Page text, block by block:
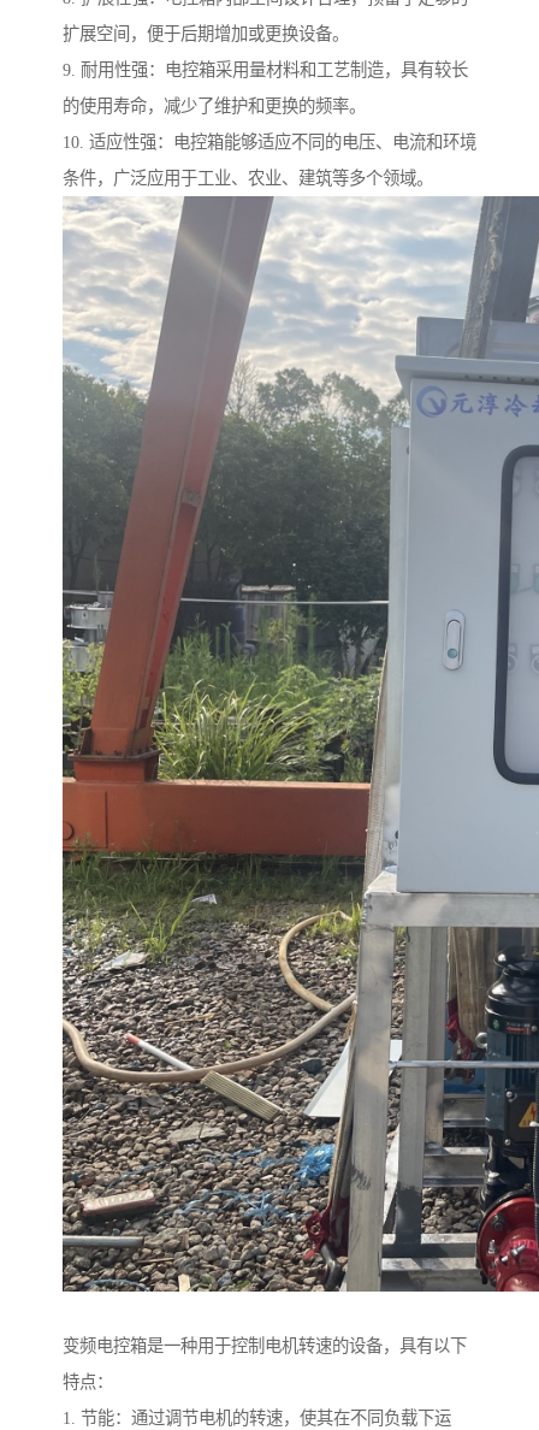
扩展空间，便于后期增加或更换设备。
9. 耐用性强：电控箱采用量材料和工艺制造，具有较长
的使用寿命，减少了维护和更换的频率。
10. 适应性强：电控箱能够适应不同的电压、电流和环境
条件，广泛应用于工业、农业、建筑等多个领域。
变频电控箱是一种用于控制电机转速的设备，具有以下
特点：
1. 节能：通过调节电机的转速，使其在不同负载下运